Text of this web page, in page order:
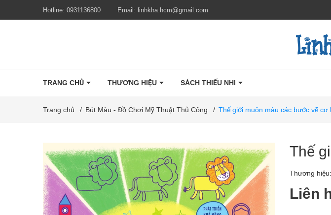
Hotline: 0931136800 Email: linhkha.hcm@gmail.com
TRANG CHỦ THƯƠNG HIỆU SÁCH THIẾU NHI
Trang chủ / Bút Màu - Đồ Chơi Mỹ Thuật Thủ Công / Thế giới muôn màu các bước vẽ cơ
Thế
Thương hiệu:
Liên